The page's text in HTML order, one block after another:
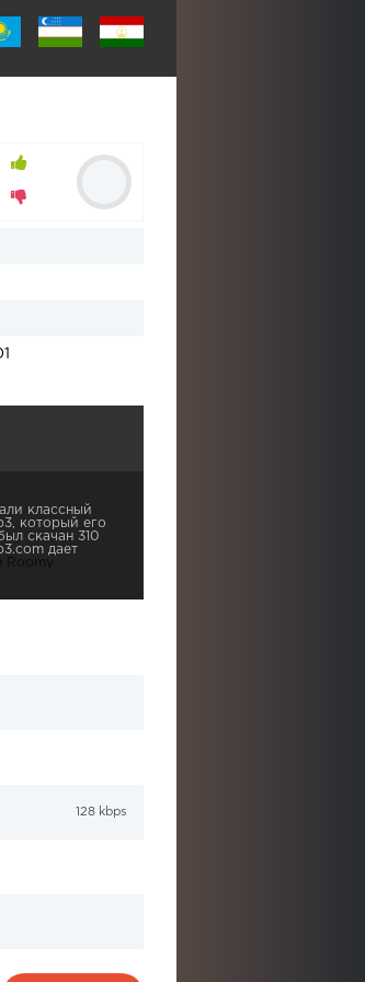
классный
который его
скачан 310
дает
128 kbps